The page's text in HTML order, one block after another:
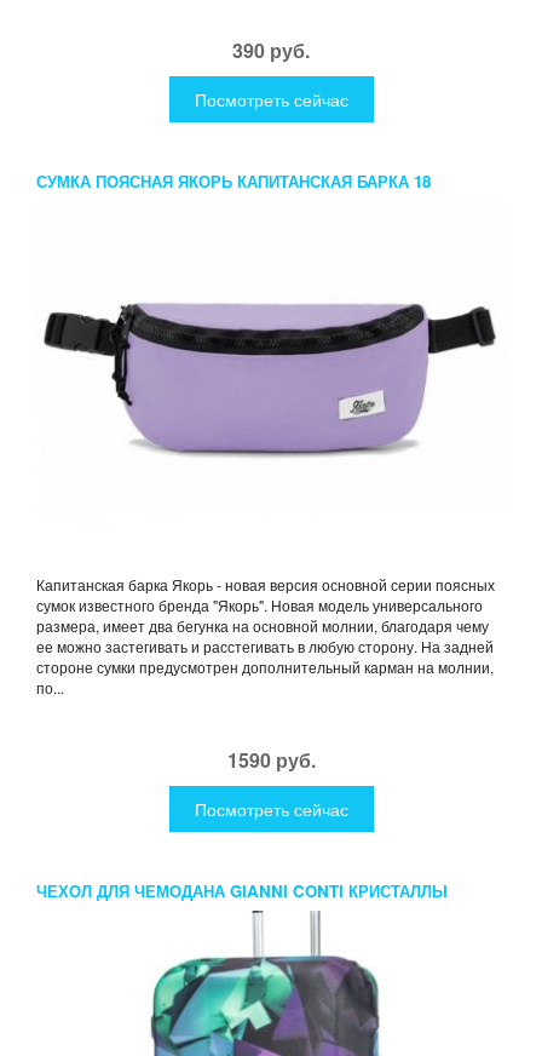
390 руб.
Посмотреть сейчас
СУМКА ПОЯСНАЯ ЯКОРЬ КАПИТАНСКАЯ БАРКА 18
Капитанская барка Якорь - новая версия основной серии поясных
сумок известного бренда "Якорь". Новая модель универсального
размера, имеет два бегунка на основной молнии, благодаря чему
ее можно застегивать и расстегивать в любую сторону. На задней
стороне сумки предусмотрен дополнительный карман на молнии,
по...
1590 руб.
Посмотреть сейчас
ЧЕХОЛ ДЛЯ ЧЕМОДАНА GIANNI CONTI КРИСТАЛЛЫ